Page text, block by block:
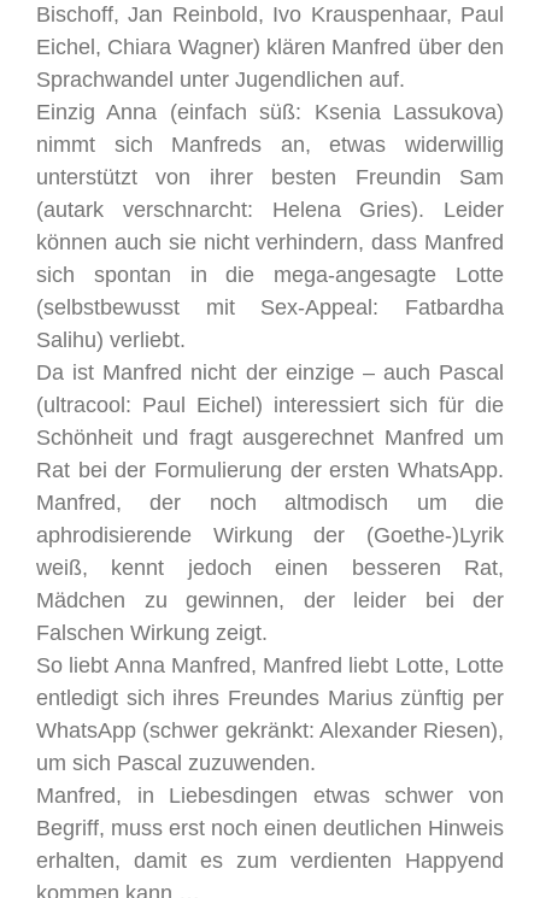
Bischoff, Jan Reinbold, Ivo Krauspenhaar, Paul
Eichel, Chiara Wagner) klären Manfred über den
Sprachwandel unter Jugendlichen auf.
Einzig Anna (einfach süß: Ksenia Lassukova)
nimmt sich Manfreds an, etwas widerwillig
unterstützt von ihrer besten Freundin Sam
(autark verschnarcht: Helena Gries). Leider
können auch sie nicht verhindern, dass Manfred
sich spontan in die mega-angesagte Lotte
(selbstbewusst mit Sex-Appeal: Fatbardha
Salihu) verliebt.
Da ist Manfred nicht der einzige – auch Pascal
(ultracool: Paul Eichel) interessiert sich für die
Schönheit und fragt ausgerechnet Manfred um
Rat bei der Formulierung der ersten WhatsApp.
Manfred, der noch altmodisch um die
aphrodisierende Wirkung der (Goethe-)Lyrik
weiß, kennt jedoch einen besseren Rat,
Mädchen zu gewinnen, der leider bei der
Falschen Wirkung zeigt.
So liebt Anna Manfred, Manfred liebt Lotte, Lotte
entledigt sich ihres Freundes Marius zünftig per
WhatsApp (schwer gekränkt: Alexander Riesen),
um sich Pascal zuzuwenden.
Manfred, in Liebesdingen etwas schwer von
Begriff, muss erst noch einen deutlichen Hinweis
erhalten, damit es zum verdienten Happyend
kommen kann …